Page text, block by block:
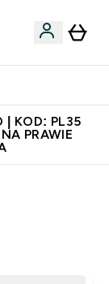
| KOD: PL35
PRAWIE